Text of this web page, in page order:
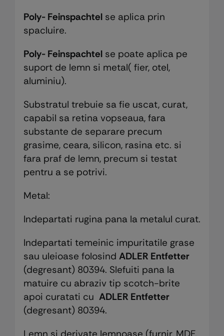
Poly- Feinspachtelse aplica prin
spacluire.
Poly- Feinspachtelse poate aplica pe
suport de lemn si metal( fier, otel,
aluminiu).
Substratul trebuie sa fie uscat, curat,
capabil sa retina vopseaua, fara
substante de separare precum
grasime, ceara, silicon, rasina etc. si
fara praf de lemn, precum si testat
pentru a se potrivi.
Metal:
Indepartati rugina pana la metalul curat.
Indepartati temeinic impuritatile grase
sau uleioase folosind ADLER Entfetter
(degresant) 80394. Slefuiti pana la
matuire cu abraziv tip scotch-brite
apoi curatati cu ADLER Entfetter
(degresant) 80394.